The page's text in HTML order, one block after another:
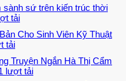
sành sứ trên kiến trúc thời
tải
Cho Sinh Viên Kỹ Thuật
tải
Truyện Ngắn Hà Thị Cẩm
lượt tải